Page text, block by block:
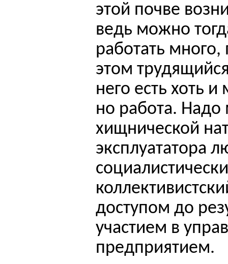
этой почве
ведь можно
работать
этом
него есть хоть
но работа. Надо
хищнической
эксплуататора
доступом до
участием в
предприятием.